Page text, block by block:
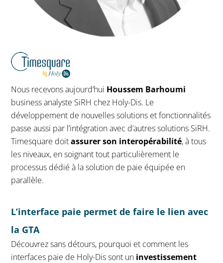
Nous recevons aujourd’hui Houssem Barhoumi
business analyste SiRH chez Holy-Dis. Le
développement de nouvelles solutions et fonctionnalités
passe aussi par l’intégration avec d’autres solutions SiRH.
Timesquare doitassurer son interopérabilité, à tous
les niveaux, en soignant tout particulièrement le
processus dédié à la solution de paie équipée en
parallèle.
L’interface paie permet de faire le lien avec
la GTA
Découvrez sans détours, pourquoi et comment les
interfaces paie de Holy-Dis sont un investissement